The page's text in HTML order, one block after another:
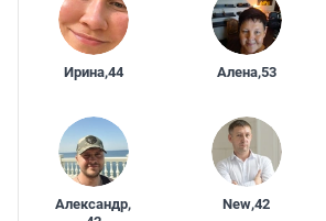
Ирина,44 Алена,53
Александр,
New,42